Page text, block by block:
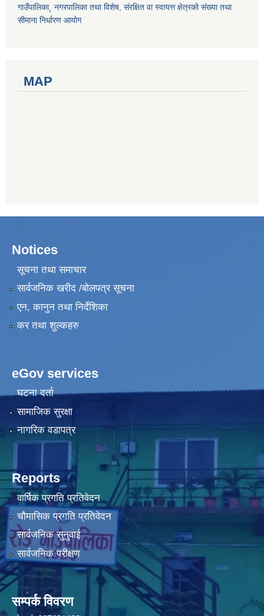
गाउँपालिका¸ नगरपालिका तथा विशेष, संरक्षित वा स्वायत्त क्षेत्रको संख्या तथा
सीमाना निर्धारण आयोग
MAP
Notices
सूचना तथा समाचार
सार्वजनिक खरीद /बोलपत्र सूचना
एन, कानुन तथा निर्देशिका
कर तथा शुल्कहरु
eGov services
घटना दर्ता
सामाजिक सुरक्षा
नागरिक वडापत्र
Reports
वार्षिक प्रगति प्रतिवेदन
चौमासिक प्रगति प्रतिवेदन
सार्वजनिक सुनुवाई
सार्वजनिक परीक्षण
सम्पर्क विवरण